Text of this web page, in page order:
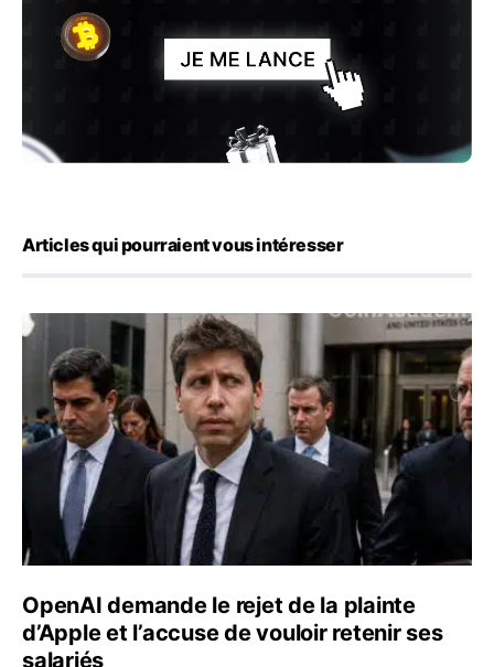
Articles qui pourraient vous intéresser
OpenAI demande le rejet de la plainte d’Apple et
OpenAI demande le rejet de la plainte
d’Apple et l’accuse de vouloir retenir ses
salariés